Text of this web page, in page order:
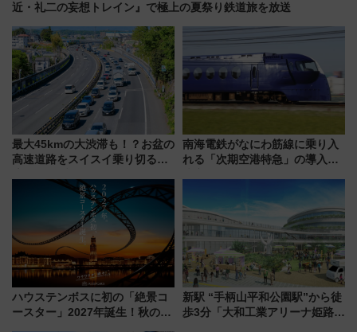
近・礼二の妄想トレイン』で極上の夏祭り鉄道旅を放送
最大45kmの大渋滞も！？お盆の
高速道路をスイスイ乗り切る快
南海電鉄がなにわ筋線に乗り入
れる「次期空港特急」の導入を
ハウステンボスに初の「絶景コ
ースター」2027年誕生！秋の
新駅 “手柄山平和公園駅”から徒
歩3分「大和工業アリーナ姫路」